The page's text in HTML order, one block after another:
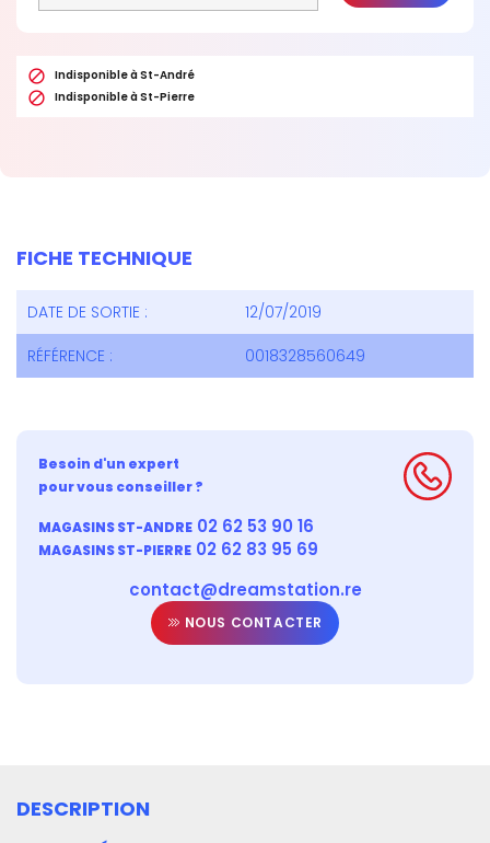
 Indisponible à St-André
 Indisponible à St-Pierre
FICHE TECHNIQUE
DATE DE SORTIE :
12/07/2019
RÉFÉRENCE :
0018328560649
Besoin d'un expert
pour vous conseiller ?
MAGASINS ST-ANDRE 02 62 53 90 16
MAGASINS ST-PIERRE 02 62 83 95 69
contact@dreamstation.re
NOUS CONTACTER
DESCRIPTION